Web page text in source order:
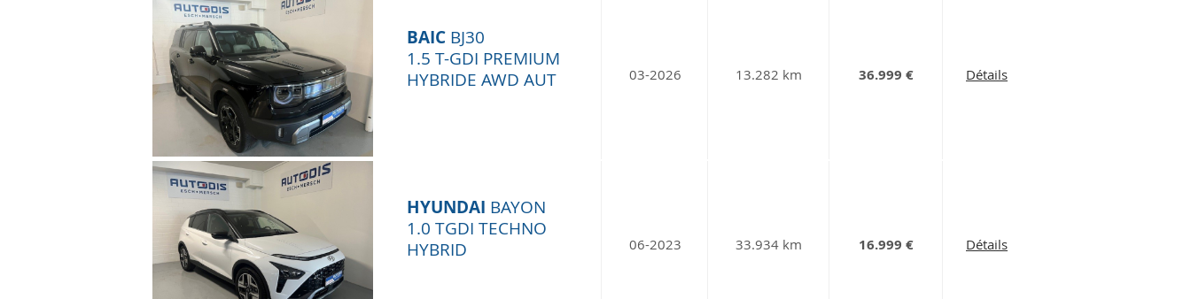
BAIC BJ30
1.5 T-GDI PREMIUM
HYBRIDE AWD AUT
03-2026 13.282 km 36.999 € Détails
HYUNDAI BAYON
1.0 TGDI TECHNO
HYBRID
06-2023 33.934 km 16.999 € Détails